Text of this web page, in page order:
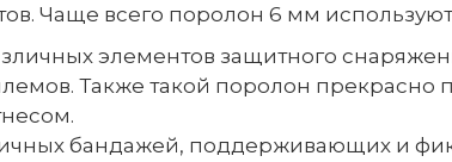
Чаще всего поролон 6 мм используют
элементов защитного
Также такой поролон прекрасно
бандажей, поддерживающих и